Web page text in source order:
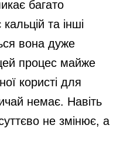
багато
та інші
вона дуже
процес майже
користі для
немає. Навіть
не змінює, а